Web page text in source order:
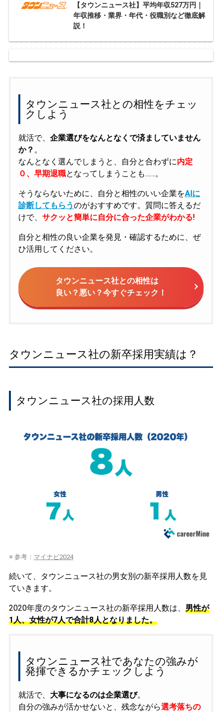
【タウンニュース社】平均年収527万円｜
年収推移・業界・年代・役職別など徹底解
説！
タウンニュース社との相性をチェッ
クしよう
就活で、 企業選びをなんとなくで済ましていません
か？ 。
なんとなく選んでしまうと、自分と合わずに内定
０、早期退職となってしまうことも……。
そうならないために、自分と相性のいい企業をAIに
診断してもらうのがおすすめです。質問に答えるだ
けで、 サクッと簡単に自分に合った企業がわかる!
自分と相性の良い企業を発見・確認するために、ぜ
ひ活用してください。
タウンニュース社との相性は
良い？悪い？今すぐチェック！
タウンニュース社の新卒採用実績は？
タウンニュース社の採用人数
※ 参考： マイナビ2024
続いて、タウンニュース社の男女別の新卒採用人数を見
ていきます。
2020年度のタウンニュース社の新卒採用人数は、 男性が
1人、女性が7人で合計8人となりました。
タウンニュース社であなたの強みが
発揮できるかチェックしよう
就活で、 大事になるのは企業選び。
自分の強みが活かせないと、残念ながら選考落ちの